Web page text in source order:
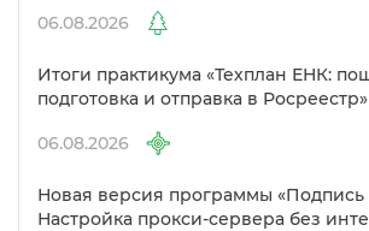
06.08.2026
Итоги практикума «Техплан ЕНК:
подготовка и отправка в Росреестр»
06.08.2026
Новая версия программы «Подпись
Настройка прокси-сервера без